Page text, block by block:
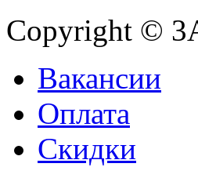
Copyright ©
Вакансии
Оплата
Скидки